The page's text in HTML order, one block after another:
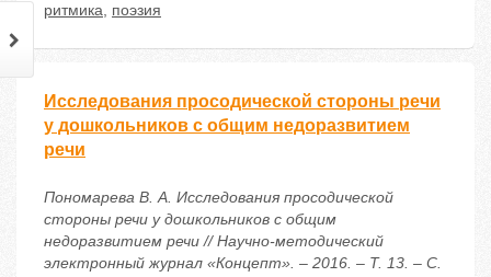
ритмика, поэзия
Исследования просодической стороны речи
у дошкольников с общим недоразвитием
речи
Пономарева В. А. Исследования просодической
стороны речи у дошкольников с общим
недоразвитием речи // Научно-методический
электронный журнал «Концепт». – 2016. – Т. 13. – С.